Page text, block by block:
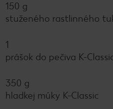
150 g
stuženého rastlinného
1
prášok do pečiva K-
350 g
hladkej múky K-Classic